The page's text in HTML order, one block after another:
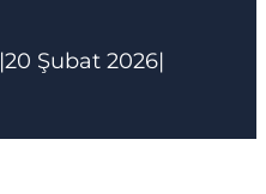
|20 Şubat 2026|